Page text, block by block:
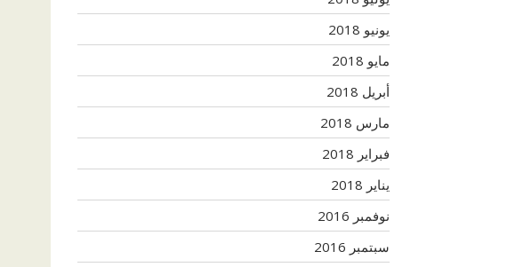
يونيو 2018
مايو 2018
أبريل 2018
مارس 2018
فبراير 2018
يناير 2018
نوفمبر 2016
سبتمبر 2016